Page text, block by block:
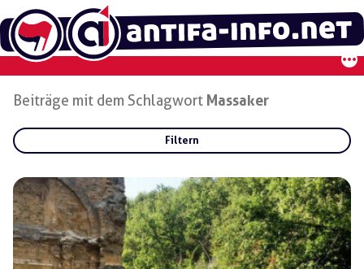
Zum
Inhalt
springen
Beiträge mit dem Schlagwort Massaker
Filtern
Gruppen: